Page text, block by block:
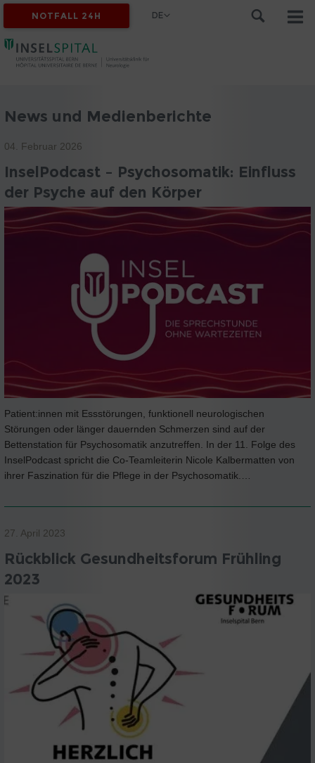
NOTFALL 24H DE
News und Medienberichte
04. Februar 2026
InselPodcast – Psychosomatik: Einfluss
der Psyche auf den Körper
Patient:innen mit Essstörungen, funktionell neurologischen
Störungen oder länger dauernden Schmerzen sind auf der
Bettenstation für Psychosomatik anzutreffen. In der 11. Folge des
InselPodcast spricht die Co-Teamleiterin Nicole Kalbermatten von
ihrer Faszination für die Pflege in der Psychosomatik.…
27. April 2023
Rückblick Gesundheitsforum Frühling
2023